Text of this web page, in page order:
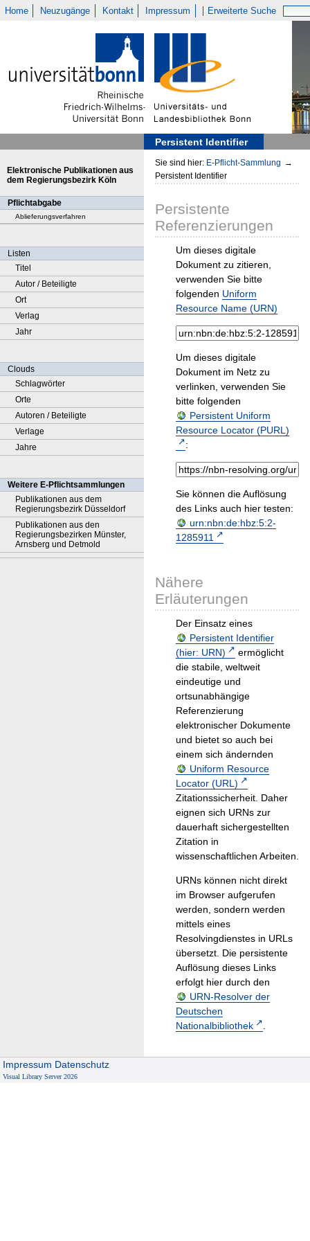
Home Neuzugänge Kontakt Impressum Erweiterte Suche
Persistent Identifier
Elektronische Publikationen aus
dem Regierungsbezirk Köln
Pflichtabgabe
Ablieferungsverfahren
Listen
Titel
Autor / Beteiligte
Ort
Verlag
Jahr
Clouds
Schlagwörter
Orte
Autoren / Beteiligte
Verlage
Jahre
Weitere E-Pflichtsammlungen
Publikationen aus dem
Regierungsbezirk Düsseldorf
Publikationen aus den
Regierungsbezirken Münster,
Arnsberg und Detmold
Sie sind hier: E-Pflicht-Sammlung →
Persistent Identifier
Persistente
Referenzierungen
Um dieses digitale
Dokument zu zitieren,
verwenden Sie bitte
folgenden Uniform
Resource Name (URN)
Um dieses digitale
Dokument im Netz zu
verlinken, verwenden Sie
bitte folgenden
Persistent Uniform
Resource Locator (PURL)
:
Sie können die Auflösung
des Links auch hier testen:
urn:nbn:de:hbz:5:2-
1285911
Nähere
Erläuterungen
Der Einsatz eines
Persistent Identifier
(hier: URN)
ermöglicht
die stabile, weltweit
eindeutige und
ortsunabhängige
Referenzierung
elektronischer Dokumente
und bietet so auch bei
einem sich ändernden
Uniform Resource
Locator (URL)
Zitationssicherheit. Daher
eignen sich URNs zur
dauerhaft sichergestellten
Zitation in
wissenschaftlichen Arbeiten.
URNs können nicht direkt
im Browser aufgerufen
werden, sondern werden
mittels eines
Resolvingdienstes in URLs
übersetzt. Die persistente
Auflösung dieses Links
erfolgt hier durch den
URN-Resolver der
Deutschen
Nationalbibliothek
.
Impressum Datenschutz
Visual Library Server 2026